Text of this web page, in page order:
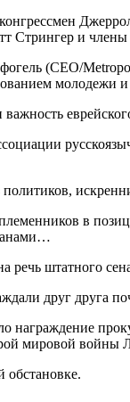
конгрессмен
Стрингер и
(CEO/
молодежи
в
речь штатного
друг друга
награждение
мировой войны
обстановке.